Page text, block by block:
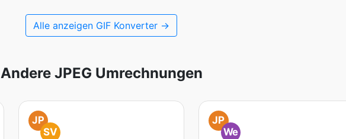
Alle anzeigen GIF Konverter →
Andere JPEG Umrechnungen
JP
SV
JP
We